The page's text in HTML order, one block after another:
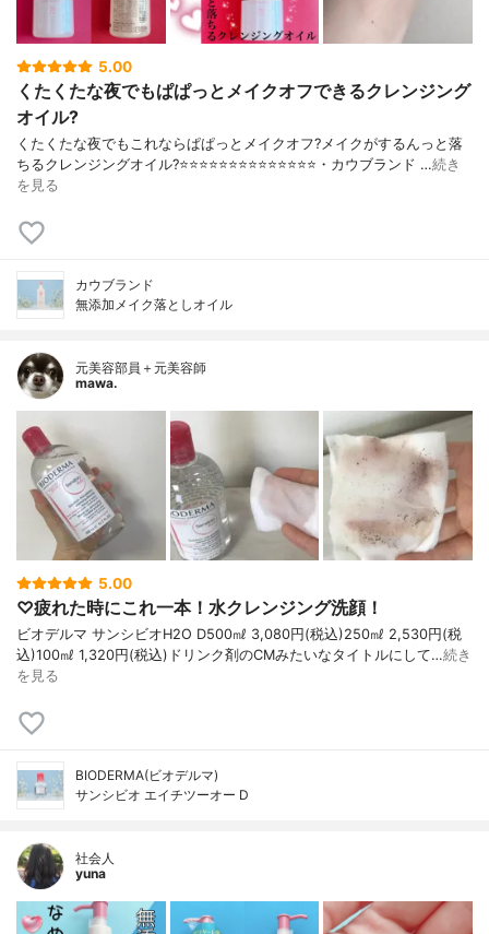
5.00
くたくたな夜でもぱぱっとメイクオフできるクレンジング
オイル?
くたくたな夜でもこれならぱぱっとメイクオフ?メイクがするんっと落
ちるクレンジングオイル?⭐️⭐️⭐️⭐️⭐️⭐️⭐️⭐️⭐️⭐️⭐️⭐️⭐️⭐️・カウブランド …続き
を見る
カウブランド
無添加メイク落としオイル
元美容部員＋元美容師
mawa.
5.00
♡疲れた時にこれ一本！水クレンジング洗顔！
ビオデルマ サンシビオH2O D500㎖ 3,080円(税込)250㎖ 2,530円(税
込)100㎖ 1,320円(税込)ドリンク剤のCMみたいなタイトルにして…続き
を見る
BIODERMA(ビオデルマ)
サンシビオ エイチツーオー D
社会人
yuna